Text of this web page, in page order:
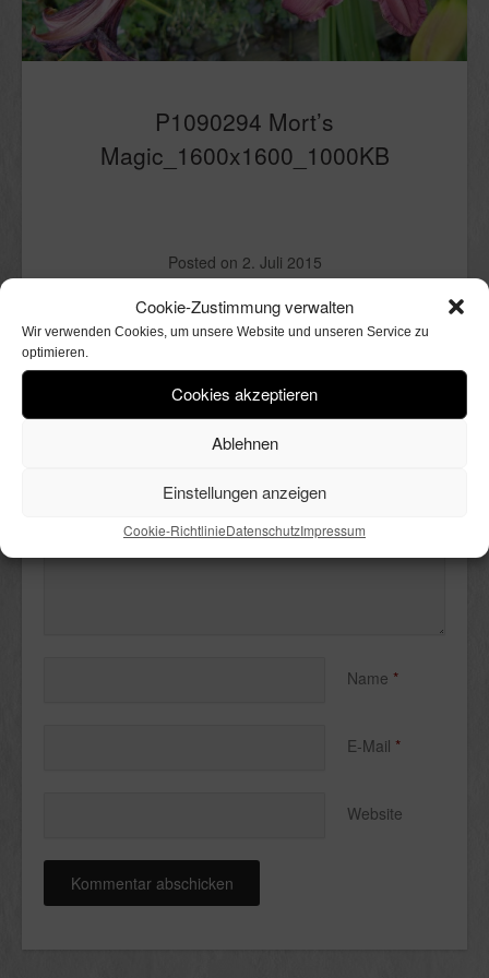
Cookie-Zustimmung verwalten
Wir verwenden Cookies, um unsere Website und unseren Service zu
optimieren.
Cookies akzeptieren
Ablehnen
Einstellungen anzeigen
Cookie-RichtlinieDatenschutzImpressum
P1090294 Mort’s
Magic_1600x1600_1000KB
Posted on 2. Juli 2015
Schreibe einen Kommentar
Name *
E-Mail *
Website